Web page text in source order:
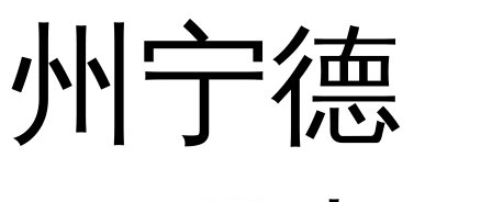
州 宁德